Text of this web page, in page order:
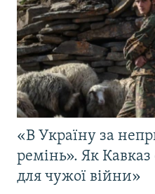
«В Україну за
ремінь». Як
для чужої війни»